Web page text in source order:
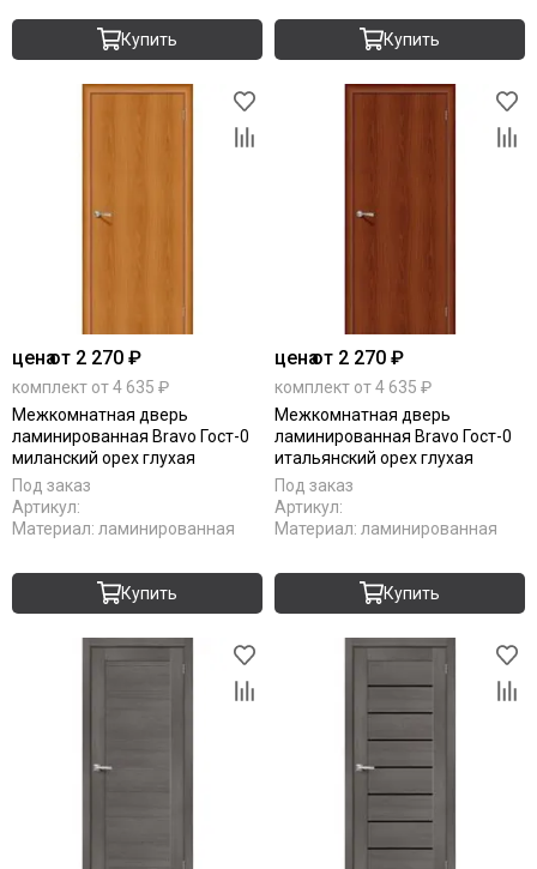
Купить Купить
ценаот 2 270 ₽
комплект от 4 635 ₽
Межкомнатная дверь
ламинированная Bravo Гост-0
миланский орех глухая
Под заказ
Артикул:
Материал: ламинированная
Купить
ценаот 2 270 ₽
комплект от 4 635 ₽
Межкомнатная дверь
ламинированная Bravo Гост-0
итальянский орех глухая
Под заказ
Артикул:
Материал: ламинированная
Купить